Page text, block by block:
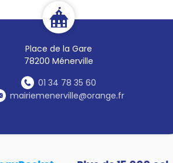
Place de la Gare
78200 Ménerville
01 34 78 35 60
mairiemenerville@orange.fr